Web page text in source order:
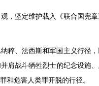
，坚定维护载入《联合国宪
粹、法西斯和军国主义行径
肩战斗牺牲烈士的纪念设施
和危害人类罪开脱的行径。